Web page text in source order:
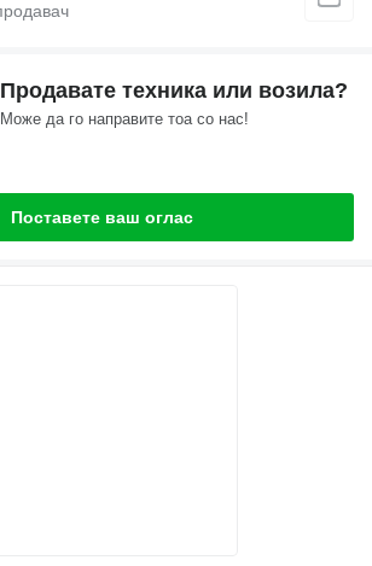
Продавате техника или возила?
Може да го направите тоа со нас!
Поставете ваш оглас